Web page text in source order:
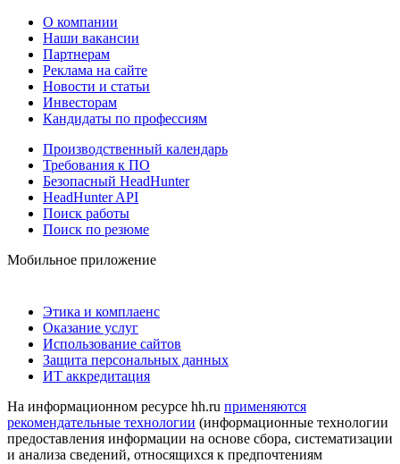
О компании
Наши вакансии
Партнерам
Реклама на сайте
Новости и статьи
Инвесторам
Кандидаты по профессиям
Производственный календарь
Требования к ПО
Безопасный HeadHunter
HeadHunter API
Поиск работы
Поиск по резюме
Мобильное приложение
Этика и комплаенс
Оказание услуг
Использование сайтов
Защита персональных данных
ИТ аккредитация
На информационном ресурсе hh.ru применяются
рекомендательные технологии (информационные технологии
предоставления информации на основе сбора, систематизации
и анализа сведений, относящихся к предпочтениям